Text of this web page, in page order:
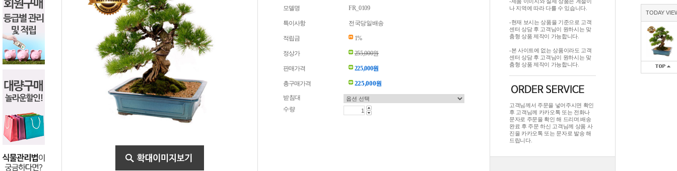
TODAY
모델명 FR_0109
특이사항 전국당일배송
적립금 1%
정상가 255,000원
판매가격 225,000원
총구매가격 225,000원
받침대
수량
나 지역에 따라 다를 수 있습니다.
-현재 보시는 상품을 기준으로 고객
센터 상담 후 고객님이 원하시는 맞
춤형 상품 제작이 가능합니다.
-본 사이트에 없는 상품이라도 고객
센터 상담 후 고객님이 원하시는 맞
춤형 상품 제작이 가능합니다.
고객님께서 주문을 넣어주시면 확인
후 고객님께 카카오톡 또는 전화나
문자로 주문을 확인 해 드리며.배송
완료 후 주문 하신 고객님께 상품 사
진을 카카오톡 또는 문자로 발송 해
드립니다.